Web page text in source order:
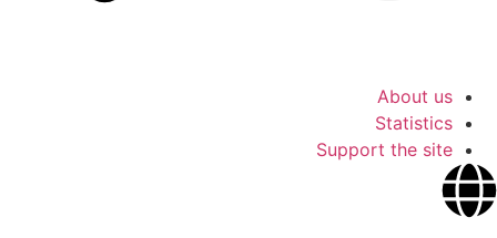
About us
Statistics
Support the site